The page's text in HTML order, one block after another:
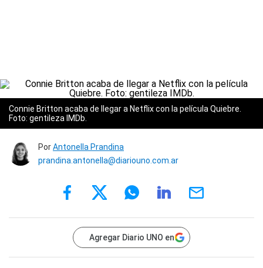
Connie Britton acaba de llegar a Netflix con la película Quiebre.
Foto: gentileza IMDb.
PorAntonella Prandina
prandina.antonella@diariouno.com.ar
Agregar Diario UNO en